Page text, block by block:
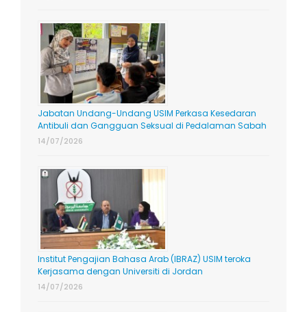
Jabatan Undang-Undang USIM Perkasa Kesedaran
Antibuli dan Gangguan Seksual di Pedalaman Sabah
14/07/2026
Institut Pengajian Bahasa Arab (IBRAZ) USIM teroka
Kerjasama dengan Universiti di Jordan
14/07/2026